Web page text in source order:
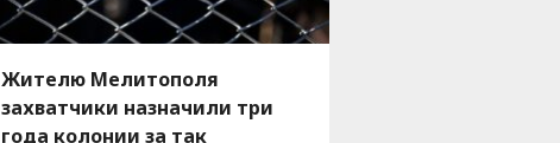
Жителю Мелитополя
захватчики назначили три
года колонии за так